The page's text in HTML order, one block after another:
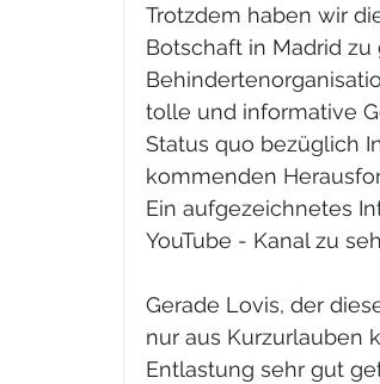
Trotzdem haben wir
Botschaft in Madrid
tolle und informative
Status quo bezüglich
kommenden
Ein aufgezeichnetes
YouTube - Kanal zu
Gerade Lovis, der
nur aus Kurzurlauben
Entlastung sehr gut